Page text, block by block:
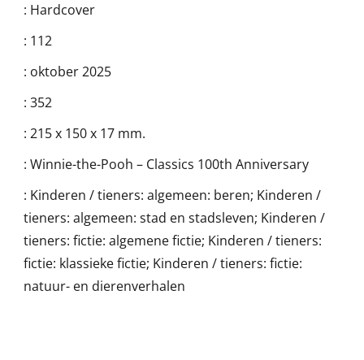
: Hardcover
: 112
: oktober 2025
: 352
: 215 x 150 x 17 mm.
: Winnie-the-Pooh – Classics 100th Anniversary
: Kinderen / tieners: algemeen: beren; Kinderen /
tieners: algemeen: stad en stadsleven; Kinderen /
tieners: fictie: algemene fictie; Kinderen / tieners:
fictie: klassieke fictie; Kinderen / tieners: fictie:
natuur- en dierenverhalen